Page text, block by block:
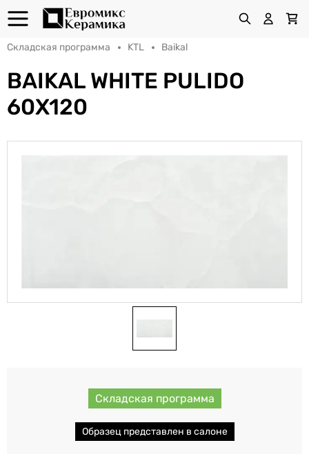
Складская программа KTL Baikal
BAIKAL WHITE PULIDO
60X120
Складская программа
Образец представлен в салоне